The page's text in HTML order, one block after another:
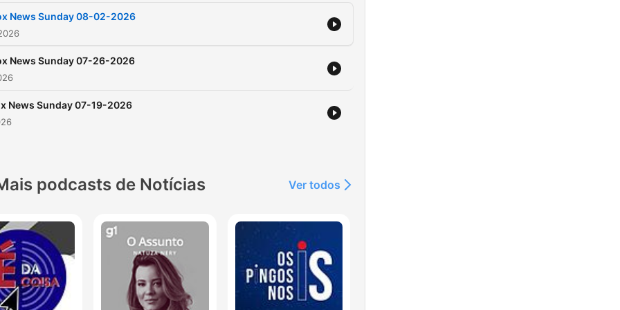
News Sunday 08-02-2026
News Sunday 07-26-2026
News Sunday 07-19-2026
podcasts de Notícias Ver todos